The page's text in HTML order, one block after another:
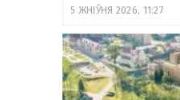
5 ЖНІЎНЯ 2026, 11:27